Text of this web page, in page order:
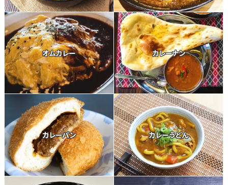
オムカレー カレーナン
カレーパン カレーうどん